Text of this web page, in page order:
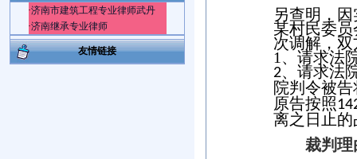
·济南市建筑工程专业律师武丹
·济南继承专业律师
友情链接
另查明，
某村民委
次调解，
1 、请求法
2、请求法
院判令被
原告按照
离之日止
裁判理